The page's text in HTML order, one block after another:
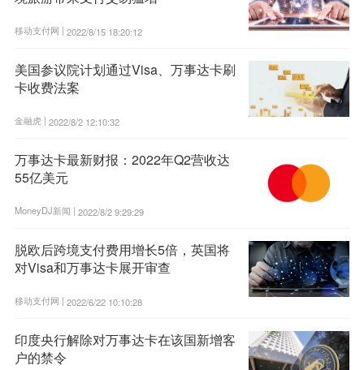
移动支付网 | 2022/8/15 18:20:12
美国参议院计划通过Visa、万事达卡刷
卡收费法案
金融虎 | 2022/8/2 12:10:32
万事达卡最新财报：2022年Q2营收达
55亿美元
MoneyDJ新闻 | 2022/8/2 9:29:29
脱欧后跨境支付费用增长5倍，英国将
对Visa和万事达卡展开审查
移动支付网 | 2022/6/22 10:10:28
印度央行解除对万事达卡在该国新增客
户的禁令